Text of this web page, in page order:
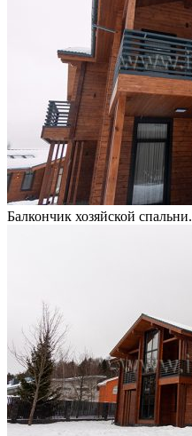
Балкончик хозяйской спальни.